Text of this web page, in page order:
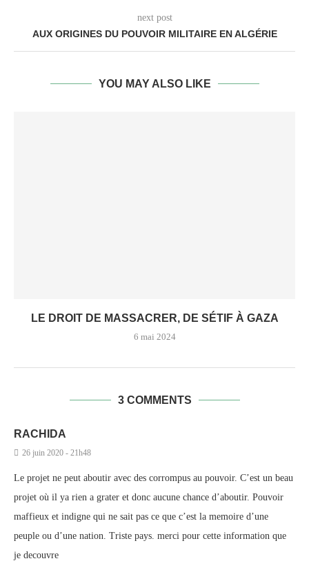
next post
AUX ORIGINES DU POUVOIR MILITAIRE EN ALGÉRIE
YOU MAY ALSO LIKE
LE DROIT DE MASSACRER, DE SÉTIF À GAZA
6 mai 2024
3 COMMENTS
RACHIDA
26 juin 2020 - 21h48
Le projet ne peut aboutir avec des corrompus au pouvoir. C’est un beau
projet où il ya rien a grater et donc aucune chance d’aboutir. Pouvoir
maffieux et indigne qui ne sait pas ce que c’est la memoire d’une
peuple ou d’une nation. Triste pays. merci pour cette information que
je decouvre